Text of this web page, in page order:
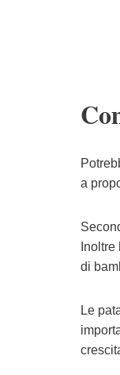
a
Inoltre
di
Le